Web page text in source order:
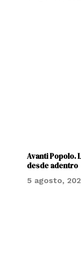
Avanti Popolo.
desde adentro
5 agosto,